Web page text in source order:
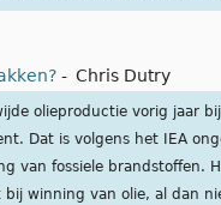
- Chris Dutry
olieproductie vorig jaar
Dat is volgens het IEA
van fossiele brandstoffen.
winning van olie, al dan